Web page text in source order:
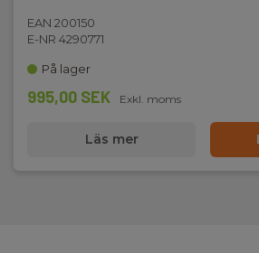
EAN 200150
E-NR 4290771
På lager
995,00 SEK Exkl. moms
Läs mer